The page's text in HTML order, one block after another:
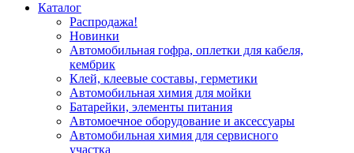
Каталог
Распродажа!
Новинки
Автомобильная гофра, оплетки для кабеля,
кембрик
Клей, клеевые составы, герметики
Автомобильная химия для мойки
Батарейки, элементы питания
Автомоечное оборудование и аксессуары
Автомобильная химия для сервисного
участка